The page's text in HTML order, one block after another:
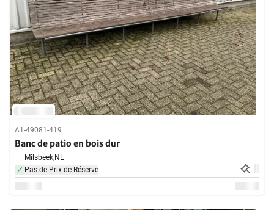
A1-49081-419
Banc de patio en bois dur
Milsbeek,NL
Pas de Prix de Réserve